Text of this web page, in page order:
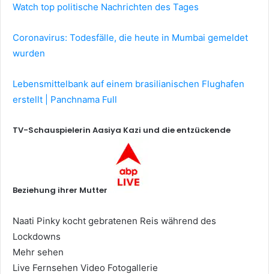
Watch top politische Nachrichten des Tages
Coronavirus: Todesfälle, die heute in Mumbai gemeldet
wurden
Lebensmittelbank auf einem brasilianischen Flughafen
erstellt | Panchnama Full
TV-Schauspielerin Aasiya Kazi und die entzückende
Beziehung ihrer Mutter
Naati Pinky kocht gebratenen Reis während des
Lockdowns
Mehr sehen
Live Fernsehen Video Fotogallerie